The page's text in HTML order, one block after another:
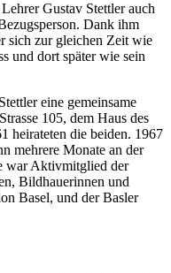
Gustav Stettler auch
Dank ihm
sich zur gleichen Zeit wie
und dort später wie sein
eine gemeinsame
105, dem Haus des
heirateten die beiden. 1967
mehrere Monate an der
war Aktivmitglied der
Bildhauerinnen und
Basel, und der Basler